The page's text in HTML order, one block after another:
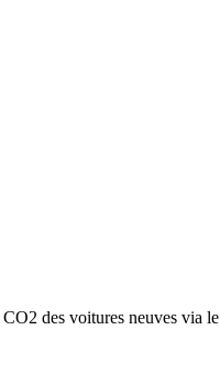
des voitures neuves via le